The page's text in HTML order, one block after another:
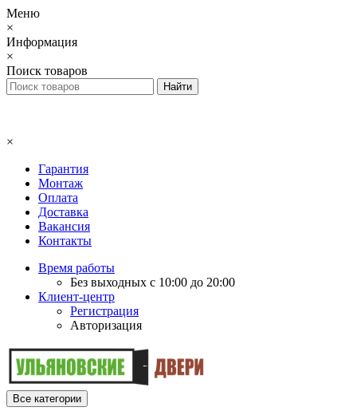
Меню
×
Информация
×
Поиск товаров
×
Гарантия
Монтаж
Оплата
Доставка
Вакансия
Контакты
Время работы
Без выходных с 10:00 до 20:00
Клиент-центр
Регистрация
Авторизация
Все категории